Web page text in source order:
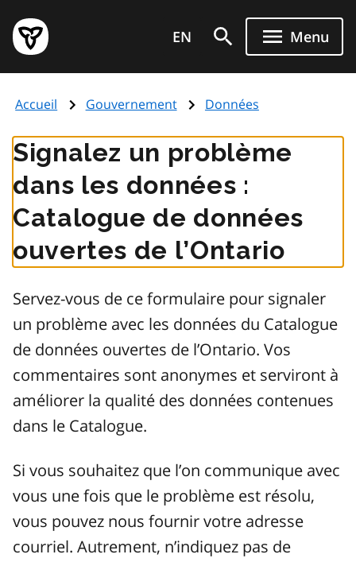
au
contenu
principal
Page
d'accueil
de
EN Menu
Accueil Gouvernement Données
Signalez un problème
dans les données :
Catalogue de données
ouvertes de l’Ontario
Servez-vous de ce formulaire pour signaler
un problème avec les données du Catalogue
de données ouvertes de l’Ontario. Vos
commentaires sont anonymes et serviront à
améliorer la qualité des données contenues
dans le Catalogue.
Si vous souhaitez que l’on communique avec
vous une fois que le problème est résolu,
vous pouvez nous fournir votre adresse
courriel. Autrement, n’indiquez pas de